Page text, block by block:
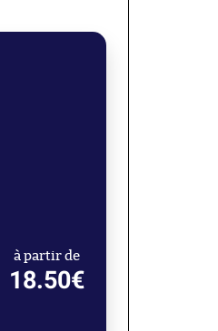
à partir de
18.50€